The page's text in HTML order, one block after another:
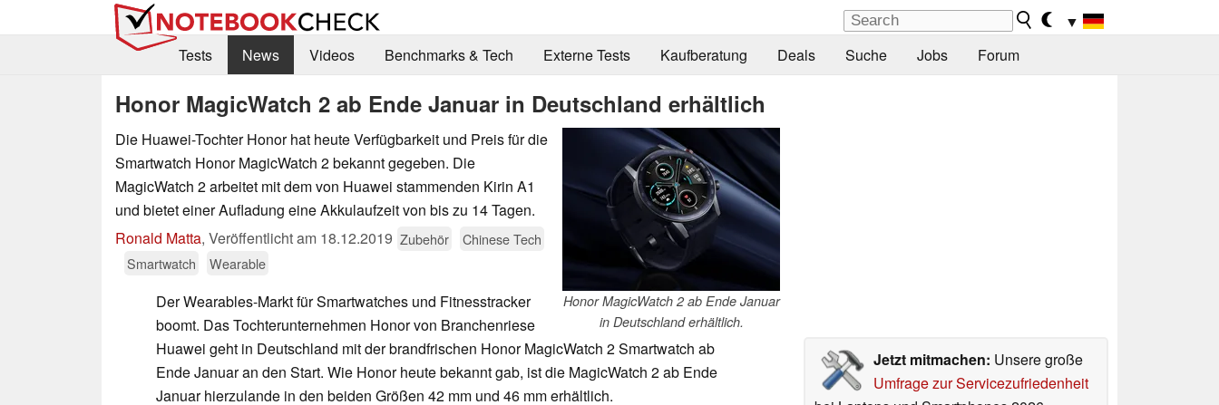
▼
Tests
News Videos Benchmarks & Tech Externe Tests Kaufberatung Deals Suche Jobs Forum
Honor MagicWatch 2 ab Ende Januar in Deutschland erhältlich
Honor MagicWatch 2 ab Ende Januar
in Deutschland erhältlich.
Die Huawei-Tochter Honor hat heute Verfügbarkeit und Preis für die
Smartwatch Honor MagicWatch 2 bekannt gegeben. Die
MagicWatch 2 arbeitet mit dem von Huawei stammenden Kirin A1
und bietet einer Aufladung eine Akkulaufzeit von bis zu 14 Tagen.
Ronald Matta, Veröffentlicht am 18.12.2019 Zubehör
Chinese Tech
Smartwatch
Wearable
Jetzt mitmachen: Unsere große
Umfrage zur Servicezufriedenheit
Der Wearables-Markt für Smartwatches und Fitnesstracker
boomt. Das Tochterunternehmen Honor von Branchenriese
Huawei geht in Deutschland mit der brandfrischen Honor MagicWatch 2 Smartwatch ab
Ende Januar an den Start. Wie Honor heute bekannt gab, ist die MagicWatch 2 ab Ende
Januar hierzulande in den beiden Größen 42 mm und 46 mm erhältlich.